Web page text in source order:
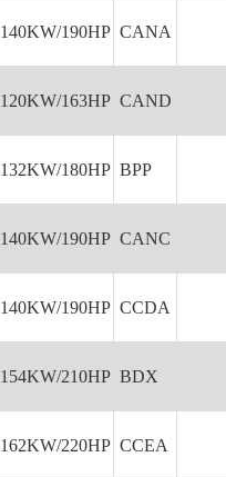
140KW/190HP CANA
120KW/163HP CAND
132KW/180HP BPP
140KW/190HP CANC
140KW/190HP CCDA
154KW/210HP BDX
162KW/220HP CCEA